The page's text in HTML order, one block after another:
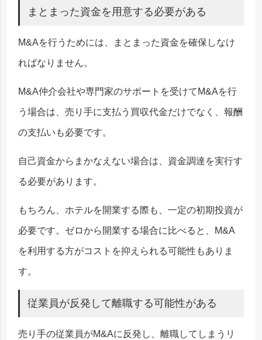
まとまった資金を用意する必要がある
M&Aを行うためには、まとまった資金を確保しなけ
ればなりません。
M&A仲介会社や専門家のサポートを受けてM&Aを行
う場合は、売り手に支払う買収代金だけでなく、報酬
の支払いも必要です。
自己資金からまかなえない場合は、資金調達を実行す
る必要があります。
もちろん、ホテルを開業する際も、一定の初期投資が
必要です。ゼロから開業する場合に比べると、M&A
を利用する方がコストを抑えられる可能性もありま
す。
従業員が反発して離職する可能性がある
売り手の従業員がM&Aに反発し、離職してしまうリ